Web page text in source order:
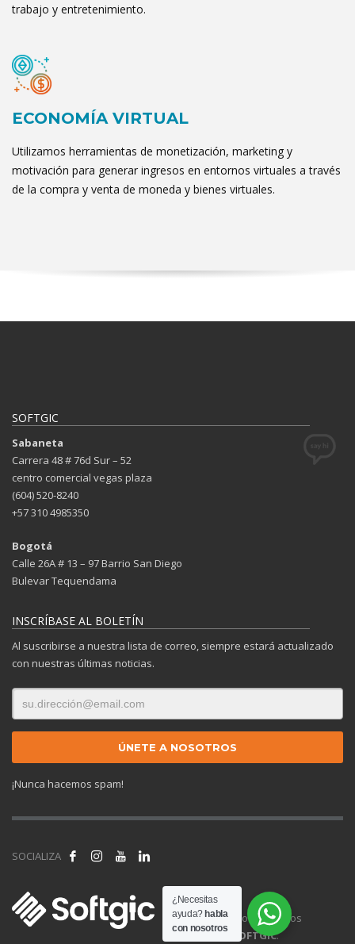
trabajo y entretenimiento.
ECONOMÍA VIRTUAL
Utilizamos herramientas de monetización, marketing y
motivación para generar ingresos en entornos virtuales a través
de la compra y venta de moneda y bienes virtuales.
SOFTGIC
Sabaneta
Carrera 48 # 76d Sur – 52
centro comercial vegas plaza
(604) 520-8240
+57 310 4985350
Bogotá
Calle 26A # 13 – 97 Barrio San Diego
Bulevar Tequendama
INSCRÍBASE AL BOLETÍN
Al suscribirse a nuestra lista de correo, siempre estará actualizado
con nuestras últimas noticias.
¡Nunca hacemos spam!
SOCIALIZA
© 2025 Todos los derechos
reservados.
SOFTGIC.
¿Necesitas
ayuda? habla
con nosotros